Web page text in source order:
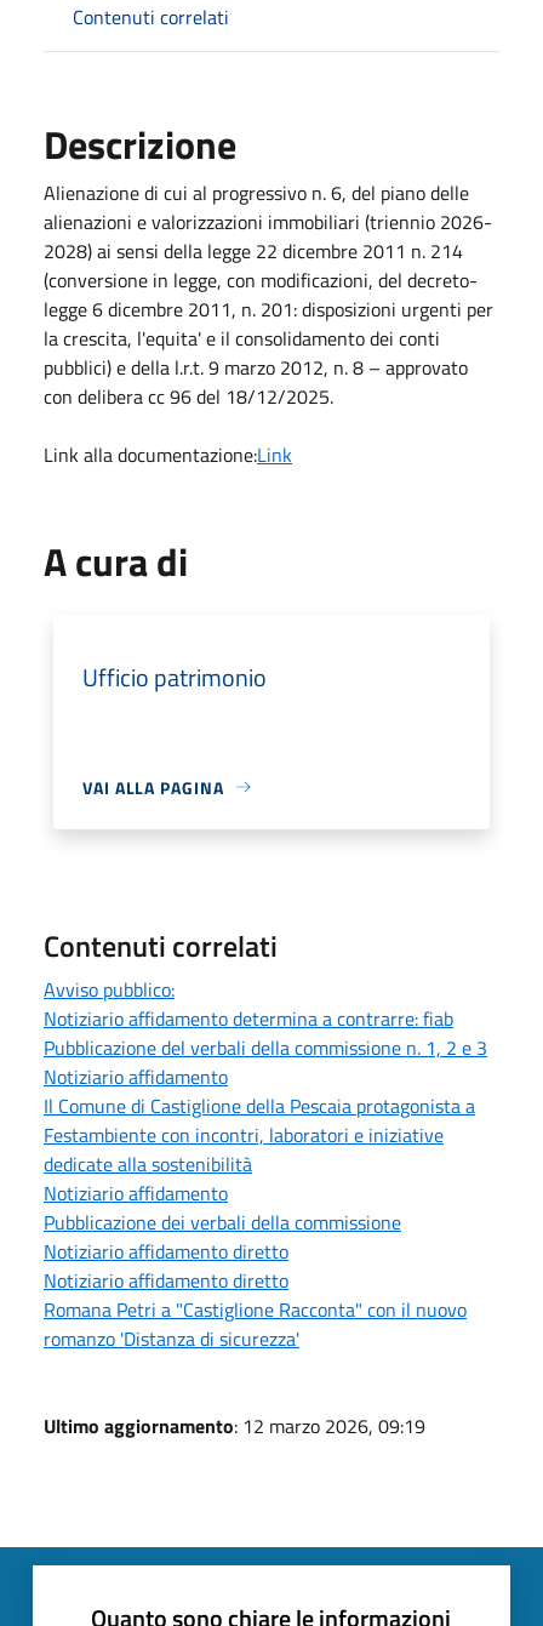
Contenuti correlati
Descrizione
Alienazione di cui al progressivo n. 6, del piano delle
alienazioni e valorizzazioni immobiliari (triennio 2026-
2028) ai sensi della legge 22 dicembre 2011 n. 214
(conversione in legge, con modificazioni, del decreto-
legge 6 dicembre 2011, n. 201: disposizioni urgenti per
la crescita, l'equita' e il consolidamento dei conti
pubblici) e della l.r.t. 9 marzo 2012, n. 8 – approvato
con delibera cc 96 del 18/12/2025.
Link alla documentazione:Link
A cura di
Ufficio patrimonio
VAI ALLA PAGINA
Contenuti correlati
Avviso pubblico:
Notiziario affidamento determina a contrarre: fiab
Pubblicazione del verbali della commissione n. 1, 2 e 3
Notiziario affidamento
Il Comune di Castiglione della Pescaia protagonista a
Festambiente con incontri, laboratori e iniziative
dedicate alla sostenibilità
Notiziario affidamento
Pubblicazione dei verbali della commissione
Notiziario affidamento diretto
Notiziario affidamento diretto
Romana Petri a "Castiglione Racconta" con il nuovo
romanzo 'Distanza di sicurezza'
Ultimo aggiornamento: 12 marzo 2026, 09:19
Quanto sono chiare le informazioni